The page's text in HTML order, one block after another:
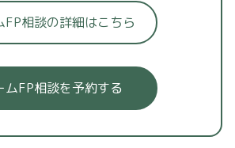
FP相談の詳細はこちら
ムFP相談を予約する